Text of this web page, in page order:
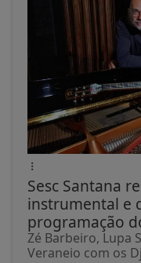
Sesc Santana
instrumental e
programação
Zé Barbeiro, Lupa
Veraneio com os